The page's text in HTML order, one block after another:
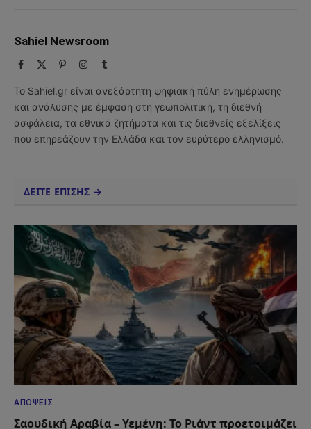
Sahiel Newsroom
Facebook PinterestInstagram
Tumblr
Το Sahiel.gr είναι ανεξάρτητη ψηφιακή πύλη ενημέρωσης
και ανάλυσης με έμφαση στη γεωπολιτική, τη διεθνή
ασφάλεια, τα εθνικά ζητήματα και τις διεθνείς εξελίξεις
που επηρεάζουν την Ελλάδα και τον ευρύτερο ελληνισμό.
ΔΕΙΤΕ ΕΠΙΣΗΣ →
ΑΠΌΨΕΙΣ
Σαουδική Αραβία – Υεμένη: Το Ριάντ προετοιμάζει